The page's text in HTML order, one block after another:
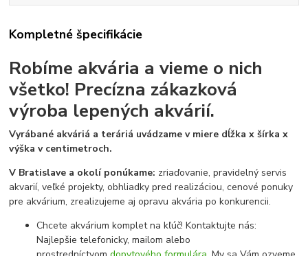
Kompletné špecifikácie
Robíme akvária a vieme o nich
všetko! Precízna zákazková
výroba lepených akvárií.
Vyrábané akváriá a teráriá uvádzame v miere dĺžka x šírka x
výška v centimetroch.
V Bratislave a okolí ponúkame: zriaďovanie, pravidelný servis
akvarií, veľké projekty, obhliadky pred realizáciou, cenové ponuky
pre akvárium, zrealizujeme aj opravu akvária po konkurencii.
Chcete akvárium komplet na kľúč! Kontaktujte nás:
Najlepšie telefonicky, mailom alebo